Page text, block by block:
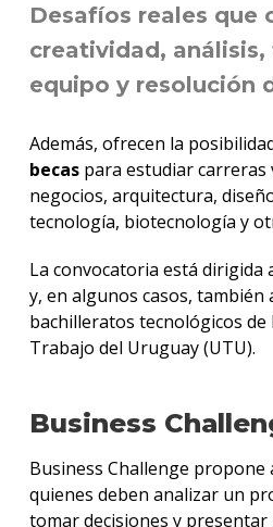
Desafíos reales que
creatividad, análisis,
equipo y resolución
Además, ofrecen la
becaspara estudiar carreras
negocios, arquitectura,
tecnología, biotecnología y
La convocatoria está dirigida
y, en algunos casos, también
bachilleratos tecnológicos de
Trabajo del Uruguay (UTU).
Business
Business Challenge propone
quienes deben analizar un
tomar decisiones y presentar